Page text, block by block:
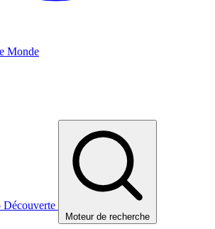
Monde
Découverte
Moteur de recherche